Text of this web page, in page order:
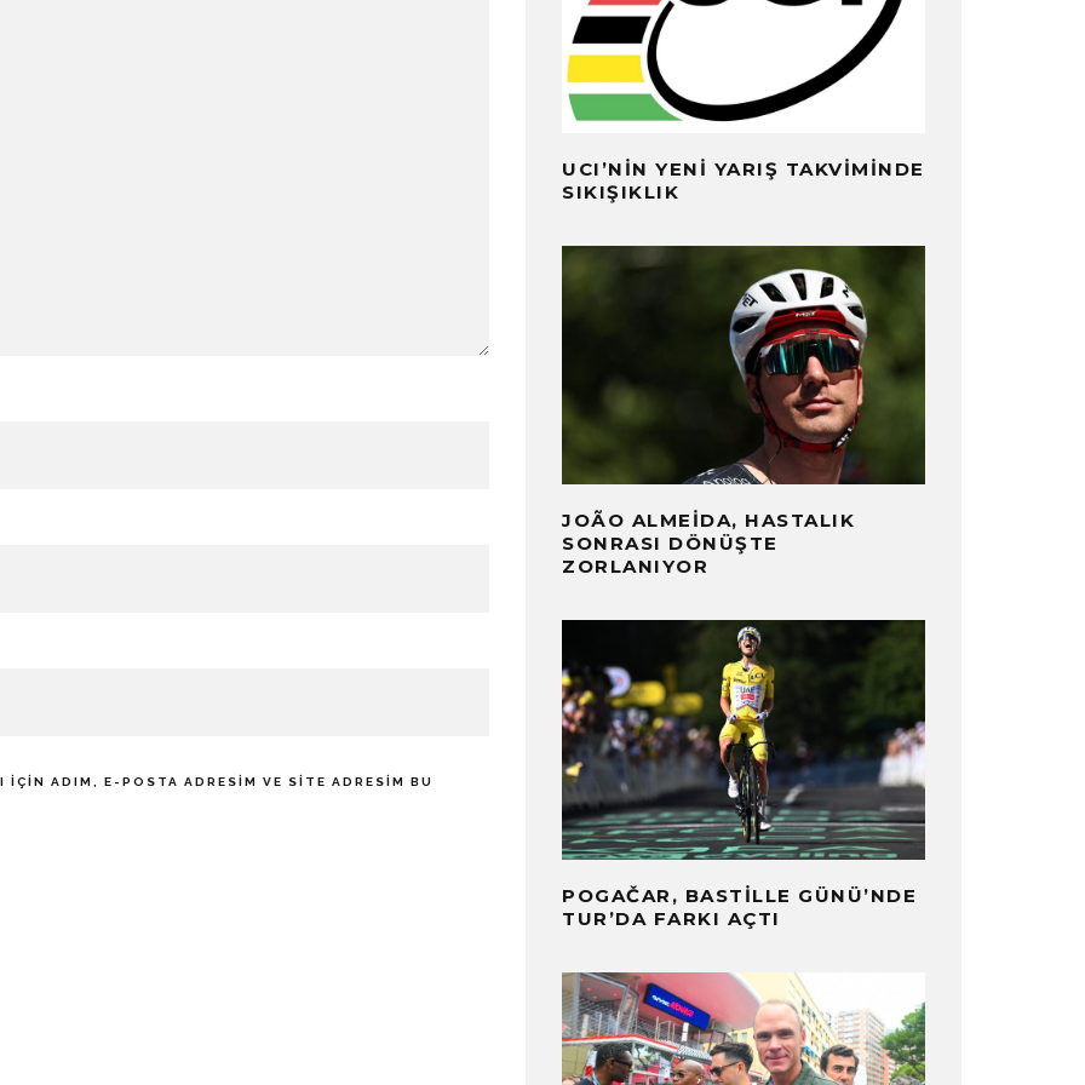
ADIM, E-POSTA ADRESIM VE SITE ADRESIM BU
UCI’NIN YENI YARIŞ TAKVIMINDE
SIKIŞIKLIK
JOÃO ALMEIDA, HASTALIK
SONRASI DÖNÜŞTE
ZORLANIYOR
POGAČAR, BASTILLE GÜNÜ’NDE
TUR’DA FARKI AÇTI